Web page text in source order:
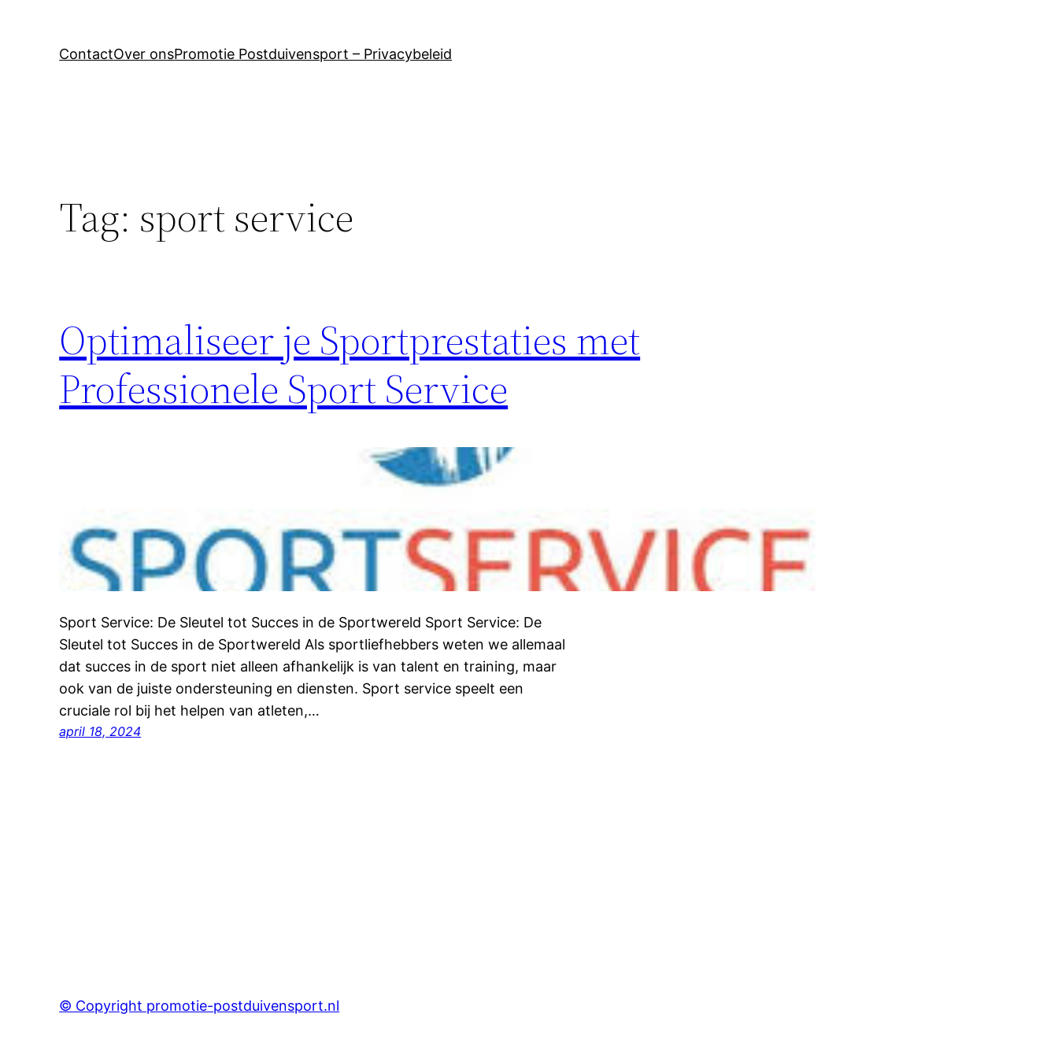
ContactOver onsPromotie Postduivensport – Privacybeleid
Tag: sport service
Optimaliseer je Sportprestaties met
Professionele Sport Service
Sport Service: De Sleutel tot Succes in de Sportwereld Sport Service: De
Sleutel tot Succes in de Sportwereld Als sportliefhebbers weten we allemaal
dat succes in de sport niet alleen afhankelijk is van talent en training, maar
ook van de juiste ondersteuning en diensten. Sport service speelt een
cruciale rol bij het helpen van atleten,…
april 18, 2024
© Copyright promotie-postduivensport.nl